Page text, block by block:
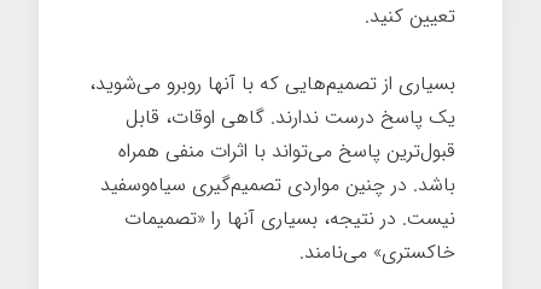
تعیین کنيد.
بسیاری از تصمیم‌هایی که با آنها روبرو می‌شوید،
یک پاسخ درست ندارند. گاهی اوقات، قابل
قبول‌ترین پاسخ می‌تواند با اثرات منفی همراه
باشد. در چنین مواردی تصمیم‌گیری سیاه‌وسفید
نیست. در نتیجه، بسیاری آنها را «تصمیمات
خاکستری» می‌نامند.